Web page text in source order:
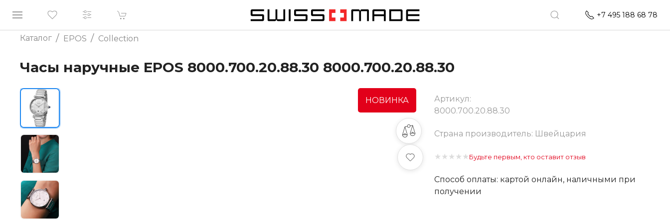
+7 495 188 68 78
Каталог / EPOS / Collection
Часы наручные EPOS 8000.700.20.88.30 8000.700.20.88.30
НОВИНКА
Артикул:
8000.700.20.88.30
Страна производитель: Швейцария
★ ★ ★ ★ ★Будьте первым, кто оставит отзыв
Способ оплаты: картой онлайн, наличными при
получении